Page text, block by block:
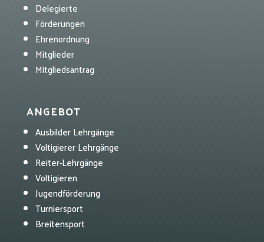
Delegierte
Förderungen
Ehrenordnung
Mitglieder
Mitgliedsantrag
ANGEBOT
Ausbilder Lehrgänge
Voltigierer Lehrgänge
Reiter-Lehrgänge
Voltigieren
Jugendförderung
Turniersport
Breitensport